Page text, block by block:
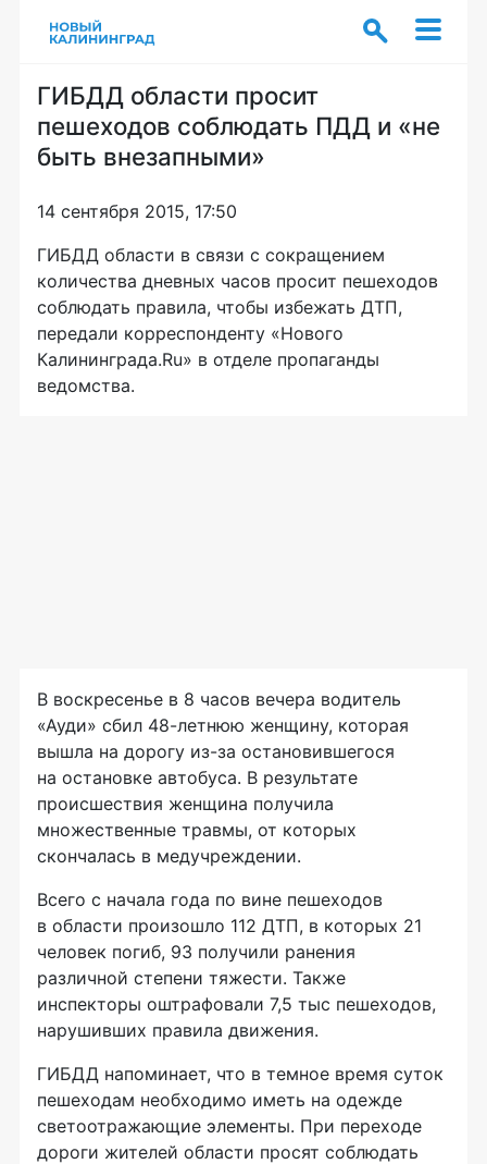
ГИБДД области просит
пешеходов соблюдать ПДД и «не
быть внезапными»
14 сентября 2015, 17:50
ГИБДД области в связи с сокращением
количества дневных часов просит пешеходов
соблюдать правила, чтобы избежать ДТП,
передали корреспонденту «Нового
Калининграда.Ru» в отделе пропаганды
ведомства.
В воскресенье в 8 часов вечера водитель
«Ауди» сбил 48-летнюю женщину, которая
вышла на дорогу из-за остановившегося
на остановке автобуса. В результате
происшествия женщина получила
множественные травмы, от которых
скончалась в медучреждении.
Всего с начала года по вине пешеходов
в области произошло 112 ДТП, в которых 21
человек погиб, 93 получили ранения
различной степени тяжести. Также
инспекторы оштрафовали 7,5 тыс пешеходов,
нарушивших правила движения.
ГИБДД напоминает, что в темное время суток
пешеходам необходимо иметь на одежде
светоотражающие элементы. При переходе
дороги жителей области просят соблюдать